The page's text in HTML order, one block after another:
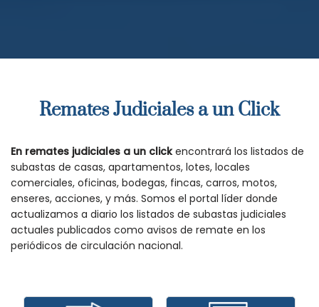
Remates Judiciales a un Click
En remates judiciales a un clickencontrará los listados de
subastas de casas, apartamentos, lotes, locales
comerciales, oficinas, bodegas, fincas, carros, motos,
enseres, acciones, y más. Somos el portal líder donde
actualizamos a diario los listados de subastas judiciales
actuales publicados como avisos de remate en los
periódicos de circulación nacional.